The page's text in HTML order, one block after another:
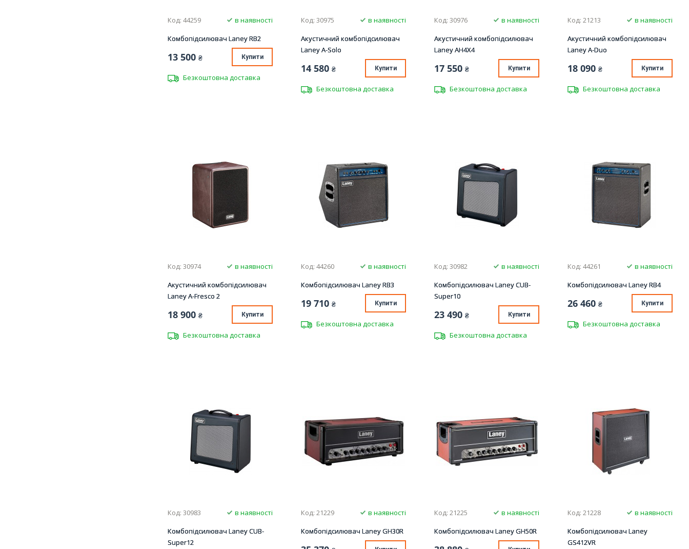
Код: 44259
в наявності
Комбопідсилювач Laney RB2
13 500 ₴ Купити
Безкоштовна доставка
Код: 30975
в наявності
Акустичний комбопідсилювач
Laney A-Solo
14 580 ₴ Купити
Безкоштовна доставка
Код: 30976
в наявності
Акустичний комбопідсилювач
Laney AH4X4
17 550 ₴ Купити
Безкоштовна доставка
Код: 21213
в наявності
Акустичний комбопідсилювач
Laney A-Duo
18 090 ₴ Купити
Безкоштовна доставка
Код: 30974
в наявності
Акустичний комбопідсилювач
Laney A-Fresco 2
18 900 ₴ Купити
Безкоштовна доставка
Код: 44260
в наявності
Комбопідсилювач Laney RB3
19 710 ₴ Купити
Безкоштовна доставка
Код: 30982
в наявності
Комбопідсилювач Laney CUB-
Super10
23 490 ₴ Купити
Безкоштовна доставка
Код: 44261
в наявності
Комбопідсилювач Laney RB4
26 460 ₴ Купити
Безкоштовна доставка
Код: 30983
в наявності
Комбопідсилювач Laney CUB-
Super12
Код: 21229
в наявності
Комбопідсилювач Laney GH30R
Код: 21225
в наявності
Комбопідсилювач Laney GH50R
Код: 21228
в наявності
Комбопідсилювач Laney
GS412VR